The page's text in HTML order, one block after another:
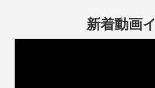
新着動画